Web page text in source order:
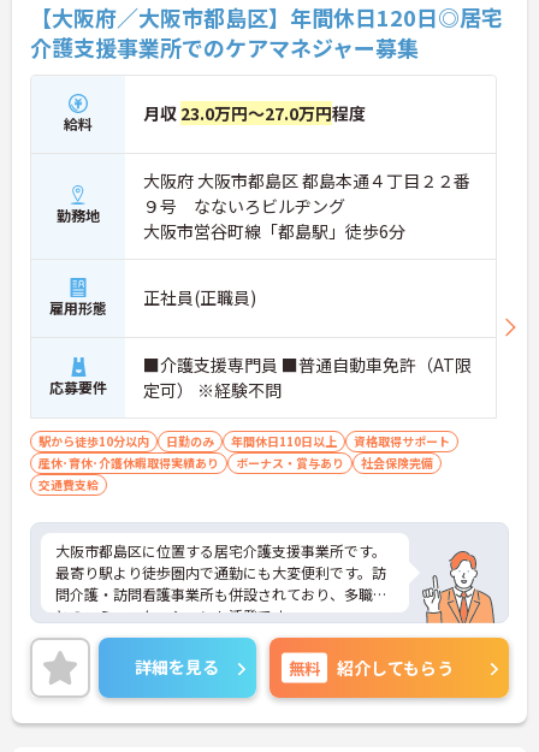
【大阪府／大阪市都島区】年間休日120日◎居宅
介護支援事業所でのケアマネジャー募集
給料 月収 23.0万円～27.0万円程度
勤務地
大阪府 大阪市都島区 都島本通４丁目２２番
９号 なないろビルヂング
大阪市営谷町線「都島駅」徒歩6分
雇用形態 正社員(正職員)
応募要件
■介護支援専門員 ■普通自動車免許（AT限
定可） ※経験不問
駅から徒歩10分以内 日勤のみ 年間休日110日以上
資格取得サポート
産休･育休･介護休暇取得実績あり
ボーナス・賞与あり
社会保険完備
交通費支給
大阪市都島区に位置する居宅介護支援事業所です。
最寄り駅より徒歩圏内で通勤にも大変便利です。訪
問介護・訪問看護事業所も併設されており、多職種
とのコミュニケーションも活発です。
年間休日は120日以上！プライベートの時間も十分
に確保できます♪
ご興味がある方は是非一度マイナビまでお問い合わ
せください。さらに詳細などお伝えします！
詳細を見る 無料 紹介してもらう